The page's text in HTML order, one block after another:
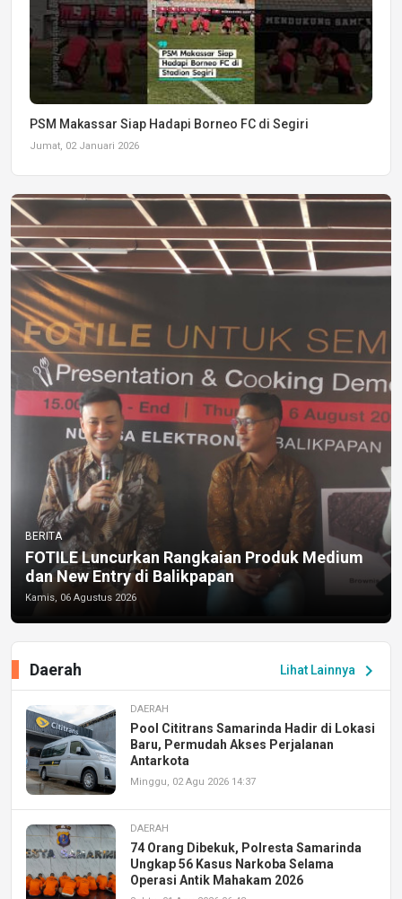
PSM Makassar Siap Hadapi Borneo FC di Segiri
Jumat, 02 Januari 2026
BERITA
FOTILE Luncurkan Rangkaian Produk Medium
dan New Entry di Balikpapan
Kamis, 06 Agustus 2026
Lihat Lainnya chevron_right
Daerah
DAERAH
Pool Cititrans Samarinda Hadir di Lokasi
Baru, Permudah Akses Perjalanan
Antarkota
Minggu, 02 Agu 2026 14:37
DAERAH
74 Orang Dibekuk, Polresta Samarinda
Ungkap 56 Kasus Narkoba Selama
Operasi Antik Mahakam 2026